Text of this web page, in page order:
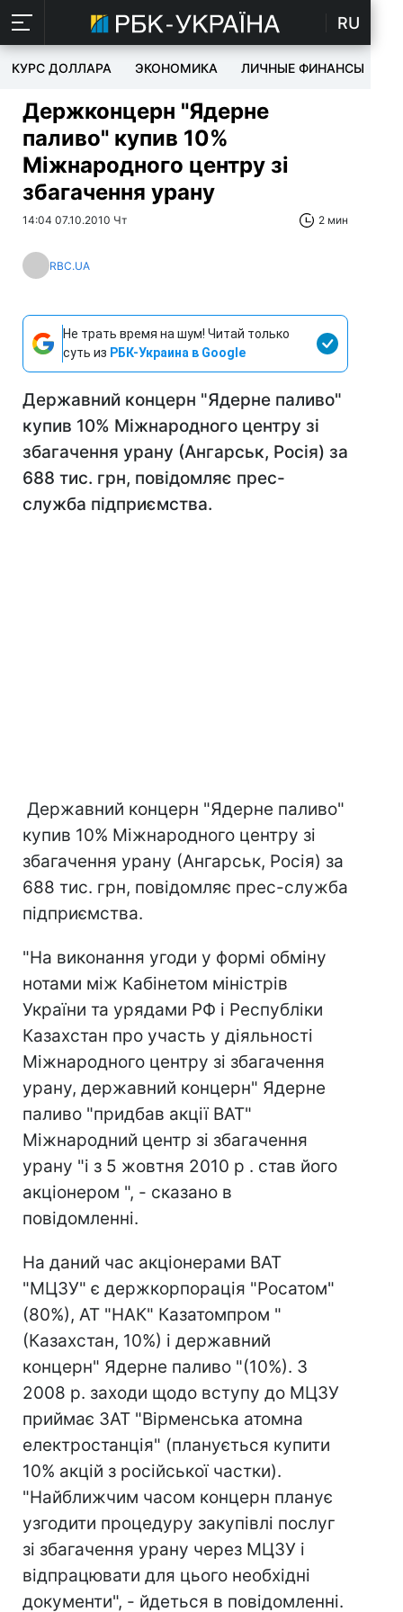
RU
КУРС ДОЛЛАРА ЭКОНОМИКА ЛИЧНЫЕ ФИНАНСЫ
Держконцерн "Ядерне
паливо" купив 10%
Міжнародного центру зі
збагачення урану
14:04 07.10.2010 Чт 2 мин
RBC.UA
Не трать время на шум! Читай только
суть из РБК-Украина в Google
Державний концерн "Ядерне паливо"
купив 10% Міжнародного центру зі
збагачення урану (Ангарськ, Росія) за
688 тис. грн, повідомляє прес-
служба підприємства.
Державний концерн "Ядерне паливо"
купив 10% Міжнародного центру зі
збагачення урану (Ангарськ, Росія) за
688 тис. грн, повідомляє прес-служба
підприємства.
"На виконання угоди у формі обміну
нотами між Кабінетом міністрів
України та урядами РФ і Республіки
Казахстан про участь у діяльності
Міжнародного центру зі збагачення
урану, державний концерн" Ядерне
паливо "придбав акції ВАТ"
Міжнародний центр зі збагачення
урану "і з 5 жовтня 2010 р . став його
акціонером ", - сказано в
повідомленні.
На даний час акціонерами ВАТ
"МЦЗУ" є держкорпорація "Росатом"
(80%), АТ "НАК" Казатомпром "
(Казахстан, 10%) і державний
концерн" Ядерне паливо "(10%). З
2008 р. заходи щодо вступу до МЦЗУ
приймає ЗАТ "Вірменська атомна
електростанція" (планується купити
10% акцій з російської частки).
"Найближчим часом концерн планує
узгодити процедуру закупівлі послуг
зі збагачення урану через МЦЗУ і
відпрацювати для цього необхідні
документи", - йдеться в повідомленні.